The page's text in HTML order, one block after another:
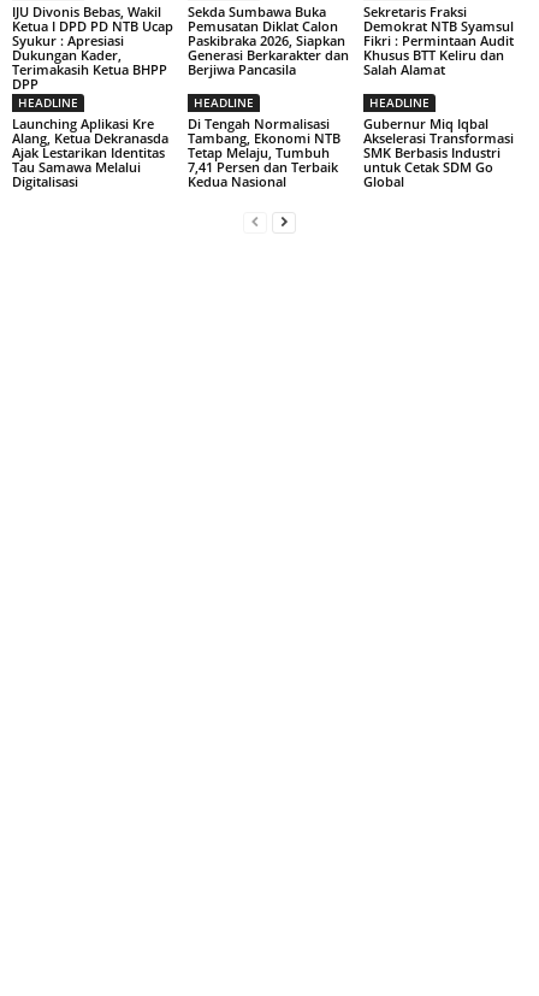
IJU Divonis Bebas, Wakil
Ketua I DPD PD NTB Ucap
Syukur : Apresiasi
Dukungan Kader,
Terimakasih Ketua BHPP
DPP
Sekda Sumbawa Buka
Pemusatan Diklat Calon
Paskibraka 2026, Siapkan
Generasi Berkarakter dan
Berjiwa Pancasila
Sekretaris Fraksi
Demokrat NTB Syamsul
Fikri : Permintaan Audit
Khusus BTT Keliru dan
Salah Alamat
HEADLINE
Launching Aplikasi Kre
Alang, Ketua Dekranasda
Ajak Lestarikan Identitas
Tau Samawa Melalui
Digitalisasi
HEADLINE
Di Tengah Normalisasi
Tambang, Ekonomi NTB
Tetap Melaju, Tumbuh
7,41 Persen dan Terbaik
Kedua Nasional
HEADLINE
Gubernur Miq Iqbal
Akselerasi Transformasi
SMK Berbasis Industri
untuk Cetak SDM Go
Global